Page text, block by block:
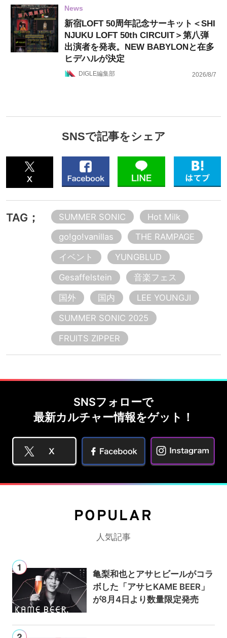
News
新宿LOFT 50周年記念サーキット＜SHI
NJUKU LOFT 50th CIRCUIT＞第八弾
出演者を発表。NEW BABYLONと在多
ヒデハルが決定
DIGLE編集部 2026/8/7
SNSで記事をシェア
TAG； SUMMER SONIC
Hot Milk
go!go!vanillas
THE RAMPAGE
イベント
YUNGBLUD
Gesaffelstein
音楽フェス
国外
国内
LEE YOUNGJI
SUMMER SONIC 2025
FRUITS ZIPPER
SNSフォローで
最新カルチャー情報をゲット！
POPULAR
人気記事
亀梨和也とアサヒビールがコラ
ボした「アサヒKAME BEER」
が8月4日より数量限定発売